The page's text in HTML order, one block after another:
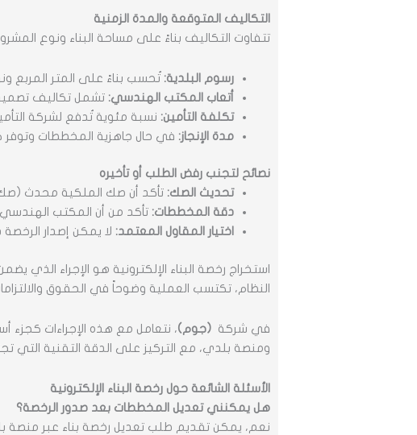
التكاليف المتوقعة والمدة الزمنية
تتفاوت التكاليف بناءً على مساحة البناء ونوع
رسوم البلدية: تُحسب بناءً على المتر المربع
أتعاب المكتب الهندسي: تشمل تكاليف
تكلفة التأمين: نسبة مئوية تُدفع لشركة
مدة الإنجاز: في حال جاهزية المخططات وتوفر
نصائح لتجنب رفض الطلب أو تأخيره
تحديث الصك: تأكد أن صك الملكية محدث (صك
دقة المخططات: تأكد من أن المكتب
اختيار المقاول المعتمد: لا يمكن إصدار
استخراج رخصة البناء الإلكترونية هو الإجراء
النظام، تكتسب العملية وضوحاً في الحقوق
في شركة (جوم)، نتعامل مع هذه الإجراءات
ومنصة بلدي، مع التركيز على الدقة التقنية التي
الأسئلة الشائعة حول رخصة البناء الإلكترونية
هل يمكنني تعديل المخططات بعد صدور الرخصة؟
نعم، يمكن تقديم طلب تعديل رخصة بناء عبر منصة